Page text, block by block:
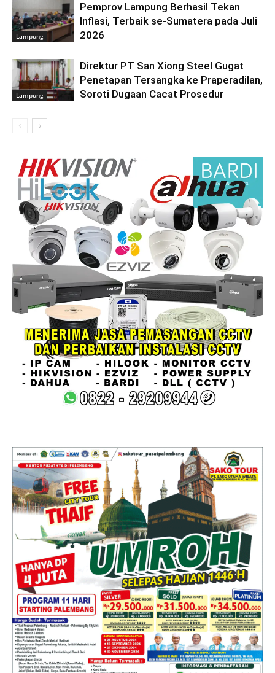
Lampung
Pemprov Lampung Berhasil Tekan
Inflasi, Terbaik se-Sumatera pada Juli
2026
Lampung
Direktur PT San Xiong Steel Gugat
Penetapan Tersangka ke Praperadilan,
Soroti Dugaan Cacat Prosedur